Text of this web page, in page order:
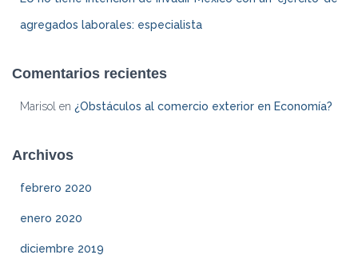
agregados laborales: especialista
Comentarios recientes
Marisol en ¿Obstáculos al comercio exterior en Economía?
Archivos
febrero 2020
enero 2020
diciembre 2019